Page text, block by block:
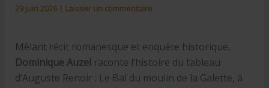
29 juin 2026 | Laisser un commentaire
Mêlant récit romanesque et enquête historique,
Dominique Auzelraconte l’histoire du tableau
d’Auguste Renoir : Le Bal du moulin de la Galette, à